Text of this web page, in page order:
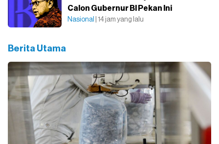
Calon Gubernur BI Pekan Ini
Nasional | 14 jam yang lalu
Berita Utama